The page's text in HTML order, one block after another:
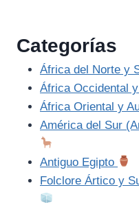
Categorías
África del Norte y
África Occidental
África Oriental y
América del Sur
Antiguo Egipto
Folclore Ártico y